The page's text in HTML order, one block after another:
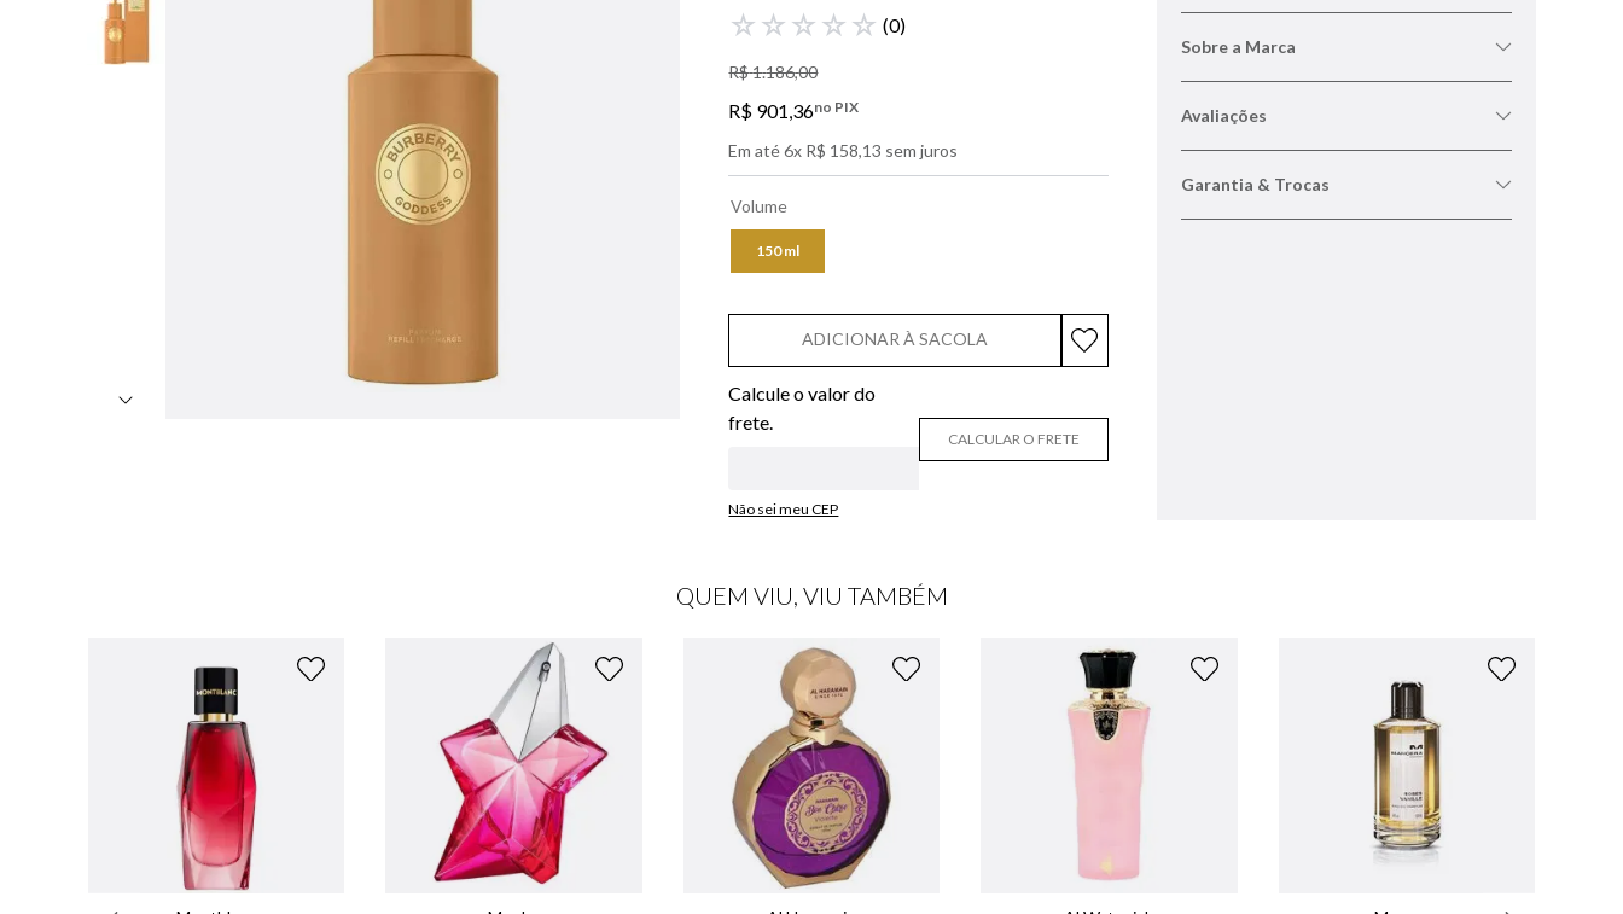
☆ ☆ ☆ ☆ ☆ (0)
R$1.186,00
R$ 901,36no PIX
Em até6x R$ 158,13 sem juros
Volume
150 ml
ADICIONAR À SACOLA
Não sei meu CEP
CALCULAR O FRETE
Sobre a Marca
Avaliações
Garantia & Trocas
QUEM VIU, VIU TAMBÉM